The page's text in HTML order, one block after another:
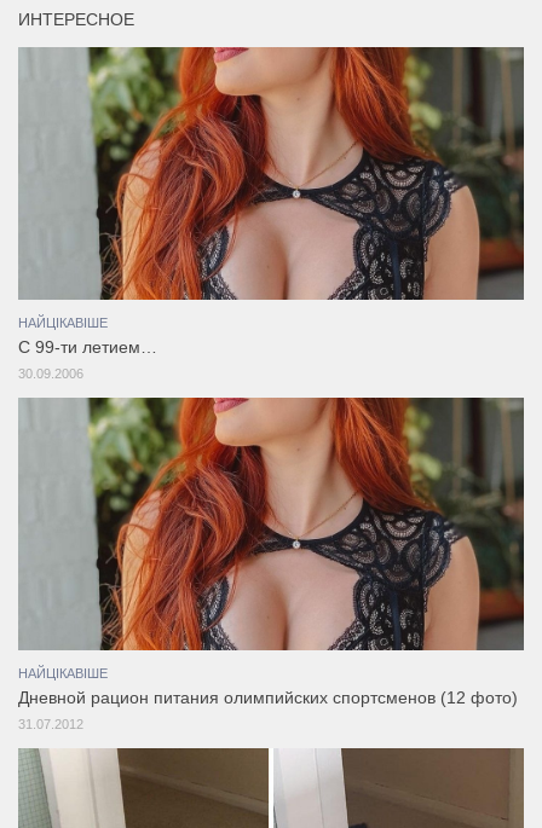
ИНТЕРЕСНОЕ
НАЙЦІКАВІШЕ
С 99-ти летием…
30.09.2006
НАЙЦІКАВІШЕ
Дневной рацион питания олимпийских спортсменов (12 фото)
31.07.2012